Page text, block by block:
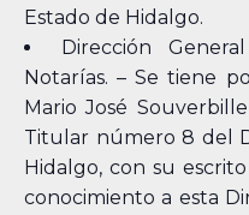
Estado de Hidalgo.
Dirección
Notarías. – Se tiene
Mario José
Titular número 8 del
Hidalgo, con su
conocimiento a esta